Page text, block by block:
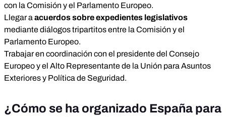
con la Comisión y el Parlamento Europeo.
Llegar a acuerdos sobre expedientes legislativos
mediante diálogos tripartitos entre la Comisión y el
Parlamento Europeo.
Trabajar en coordinación con el presidente del Consejo
Europeo y el Alto Representante de la Unión para Asuntos
Exteriores y Política de Seguridad.
¿Cómo se ha organizado España para